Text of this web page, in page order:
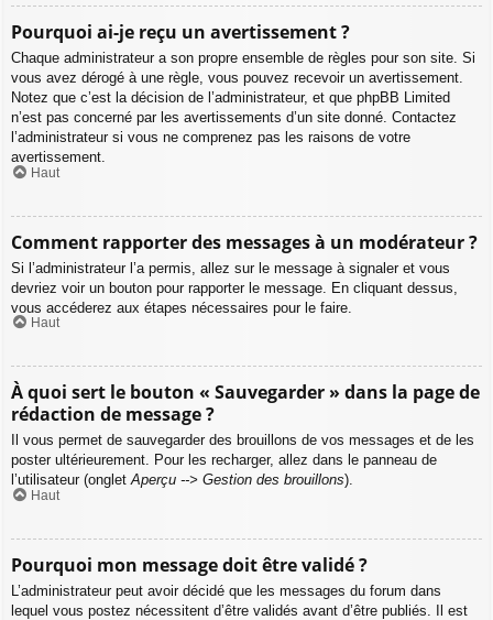
Pourquoi ai-je reçu un avertissement ?
Chaque administrateur a son propre ensemble de règles pour son site. Si
vous avez dérogé à une règle, vous pouvez recevoir un avertissement.
Notez que c’est la décision de l’administrateur, et que phpBB Limited
n’est pas concerné par les avertissements d’un site donné. Contactez
l’administrateur si vous ne comprenez pas les raisons de votre
avertissement.
Haut
Comment rapporter des messages à un modérateur ?
Si l’administrateur l’a permis, allez sur le message à signaler et vous
devriez voir un bouton pour rapporter le message. En cliquant dessus,
vous accéderez aux étapes nécessaires pour le faire.
Haut
À quoi sert le bouton « Sauvegarder » dans la page de
rédaction de message ?
Il vous permet de sauvegarder des brouillons de vos messages et de les
poster ultérieurement. Pour les recharger, allez dans le panneau de
l’utilisateur (ongletAperçu --> Gestion des brouillons).
Haut
Pourquoi mon message doit être validé ?
L’administrateur peut avoir décidé que les messages du forum dans
lequel vous postez nécessitent d’être validés avant d’être publiés. Il est